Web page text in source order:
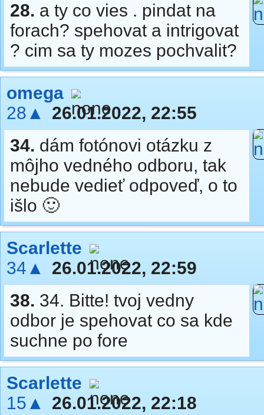
28. a ty co vies . pindat na
forach? spehovat a intrigovat
? cim sa ty mozes pochvalit?
omega
28▲
26.01.2022, 22:55
34. dám fotónovi otázku z
môjho vedného odboru, tak
nebude vedieť odpoveď, o to
išlo 🙂
Scarlette
34▲
26.01.2022, 22:59
38. 34. Bitte! tvoj vedny
odbor je spehovat co sa kde
suchne po fore
Scarlette
15▲
26.01.2022, 22:18